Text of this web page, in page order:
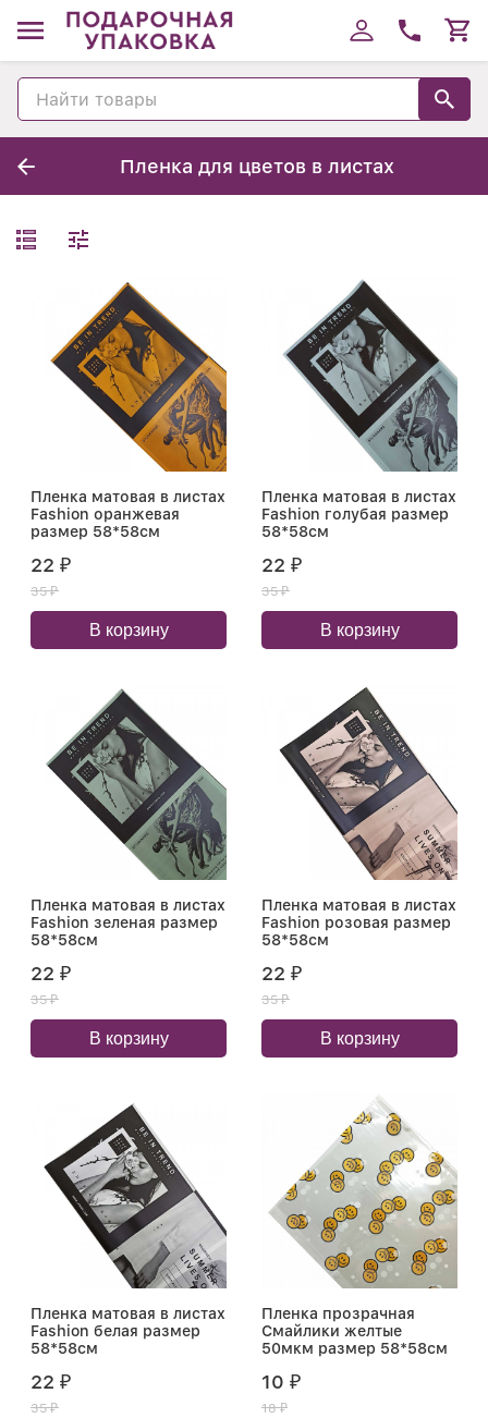
Пленка для цветов в листах
Пленка матовая в листах
Fashion оранжевая
размер 58*58см
22 ₽
35 ₽
В корзину
Пленка матовая в листах
Fashion голубая размер
58*58см
22 ₽
35 ₽
В корзину
Пленка матовая в листах
Fashion зеленая размер
58*58см
22 ₽
35 ₽
В корзину
Пленка матовая в листах
Fashion розовая размер
58*58см
22 ₽
35 ₽
В корзину
Пленка матовая в листах
Fashion белая размер
58*58см
22 ₽
35 ₽
Пленка прозрачная
Смайлики желтые
50мкм размер 58*58см
10 ₽
18 ₽